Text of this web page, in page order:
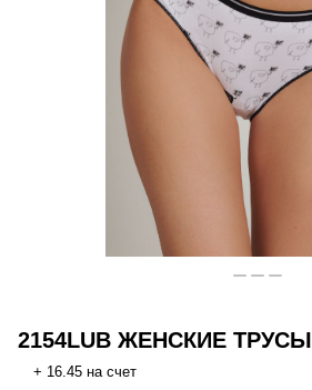
2154LUB ЖЕНСКИЕ ТРУСЫ
+ 16.45 на счет